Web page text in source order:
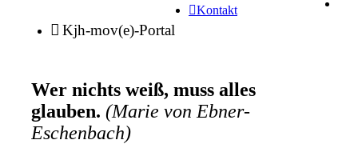
Kontakt
Kjh-mov(e)-Portal
Wer nichts weiß, muss alles
glauben. (Marie von Ebner-
Eschenbach)